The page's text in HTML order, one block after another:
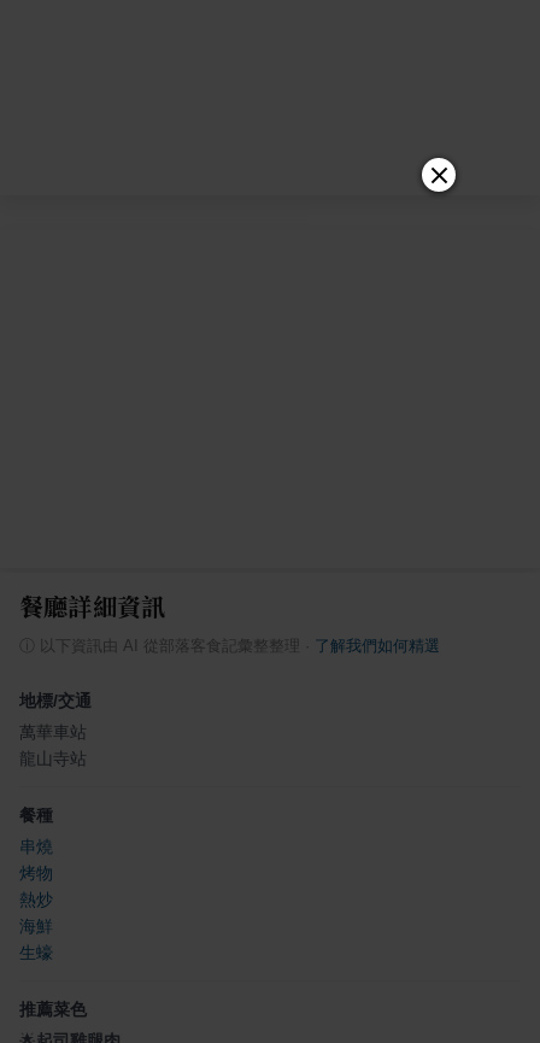
餐廳詳細資訊
以下資訊由 AI 從部落客食記彙整整理 了解我們如何精選
地標/交通
萬華車站
龍山寺站
餐種
串燒
烤物
熱炒
海鮮
生蠔
推薦菜色